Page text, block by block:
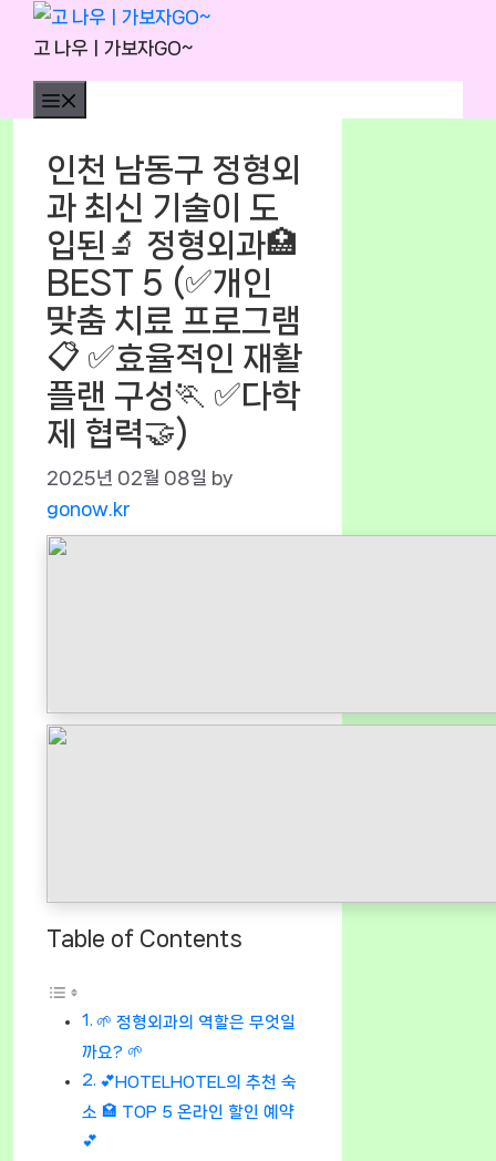
Skip
content
고 나우ㅣ가보자GO~
인천 남동구 정형외
과 최신 기술이 도
입된🔬 정형외과🏥
BEST 5 (✅개인
맞춤 치료 프로그램
📋 ✅효율적인 재활
플랜 구성🏃 ✅다학
제 협력🤝)
2025년 02월 08일 by
gonow.kr
Table of Contents
🌱 정형외과의 역할은 무엇일
까요? 🌱
💕HOTELHOTEL의 추천 숙
소 🏩 TOP 5 온라인 할인 예약
💕